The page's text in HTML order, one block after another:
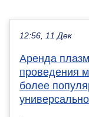
12:56, 11 Дек
Аренда
проведения
более